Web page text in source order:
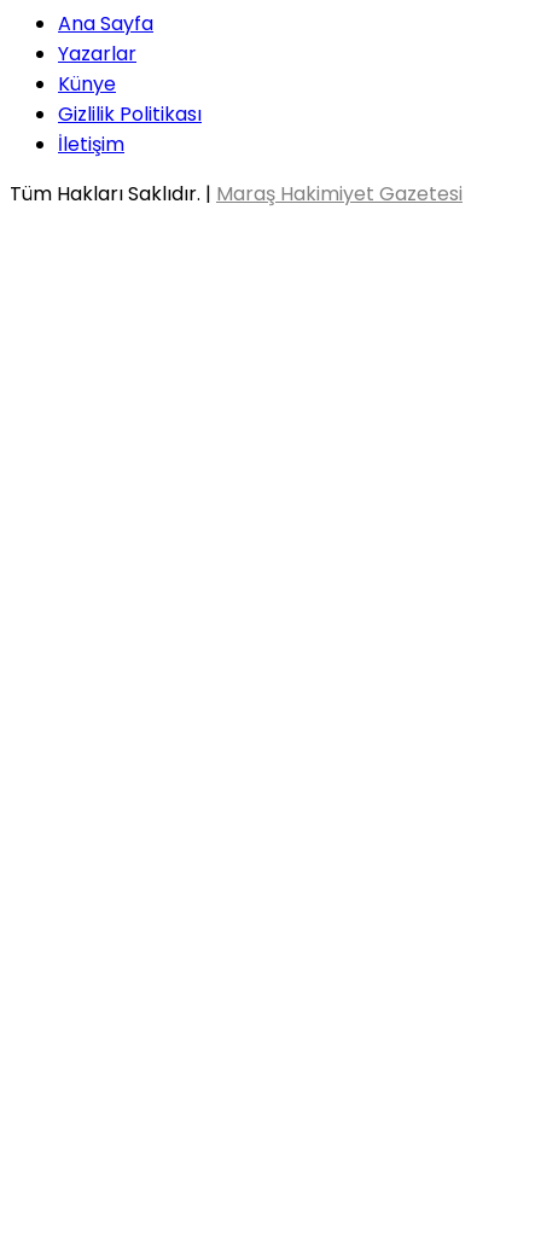
Ana Sayfa
Yazarlar
Künye
Gizlilik Politikası
İletişim
Tüm Hakları Saklıdır. | Maraş Hakimiyet Gazetesi